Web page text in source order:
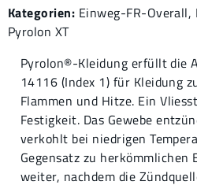
Kategorien: Einweg-FR-Overall,
Pyrolon XT
Pyrolon®-Kleidung erfüllt die
14116 (Index 1) für Kleidung
Flammen und Hitze. Ein
Festigkeit. Das Gewebe
verkohlt bei niedrigen
Gegensatz zu
weiter, nachdem die